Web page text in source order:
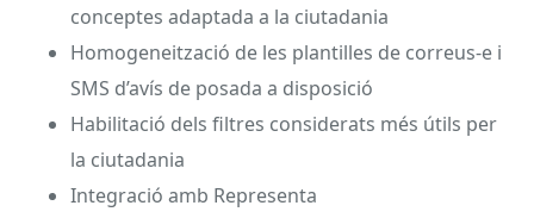
conceptes adaptada a la ciutadania
Homogeneització de les plantilles de correus-e i
SMS d’avís de posada a disposició
Habilitació dels filtres considerats més útils per
la ciutadania
Integració amb Representa